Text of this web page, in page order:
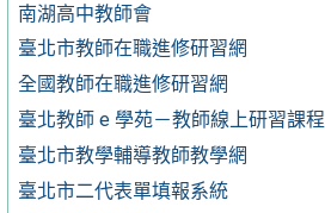
南湖高中教師會
臺北市教師在職進修研習網
全國教師在職進修研習網
臺北教師 e 學苑－教師線上研習課程
臺北市教學輔導教師教學網
臺北市二代表單填報系統